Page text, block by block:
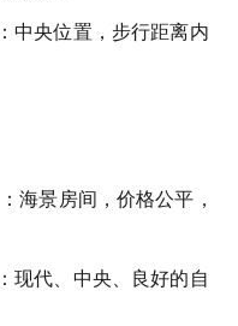
中央位置，步行距离内
海景房间，价格公平，
现代、中央、良好的自